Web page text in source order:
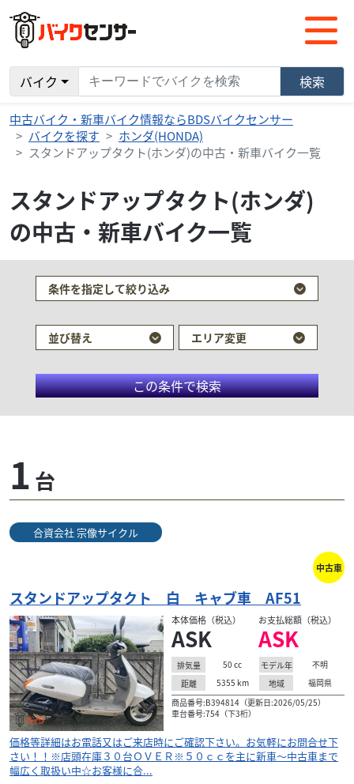
バイク 検索
中古バイク・新車バイク情報ならBDSバイクセンサー
バイクを探す
ホンダ(HONDA)
スタンドアップタクト(ホンダ)の中古・新車バイク一覧
スタンドアップタクト(ホンダ)
の中古・新車バイク一覧
クト
1989年に登場した初期モデルは量産車初の電動式オー
トスタンドを搭載していた。エンジンは空冷２サイク
ルとなる。93年にモデルチェンジが行われデザインが
一新、燃料タンク位置を変更しシート下の収納スペー
スの容量がアップした。98年のモデルチェンジでは前
後連動のコンビブレーキが採用されデザインも変更さ
れた。
検索条件でおすすめの車両
条件を指定して絞り込み
並び替え エリア変更
この条件で検索
1 台
合資会社 宗像サイクル
中古車
スタンドアップタクト 白 キャブ車 AF51
本体価格（税込）
ASK
お支払総額（税込）
ASK
排気量 50 cc モデル年
不明
距離
5355 km 地域
福岡県
商品番号:B394814（更新日:2026/05/25）
車台番号:754（下3桁）
価格等詳細はお電話又はご来店時にご確認下さい。お気軽にお問合せ下
さい！！※店頭在庫３０台ＯＶＥＲ※５０ｃｃを主に新車～中古車まで
幅広く取扱い中☆お客様に合...